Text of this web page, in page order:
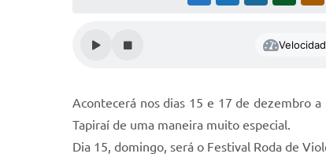
Acontecerá nos dias 15 e 17 de dezembro
Tapiraí de uma maneira muito especial.
Dia 15, domingo, será o Festival Roda de